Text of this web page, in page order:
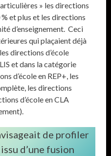
» les directions
% et plus et les directions
d’enseignement. Ceci
qui plaçaient déjà
directions d’école
et dans la catégorie
d’école en REP+, les
les directions
d’école en CLA
de profiler
d’une fusion